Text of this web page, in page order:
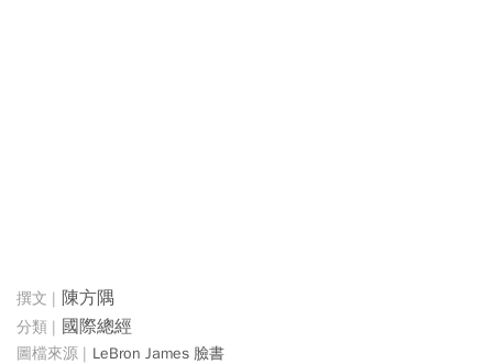
陳方隅
國際總經
LeBron James 臉書